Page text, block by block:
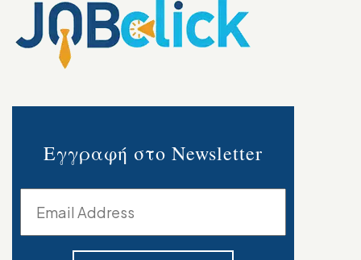
Εγγραφή στο Newsletter